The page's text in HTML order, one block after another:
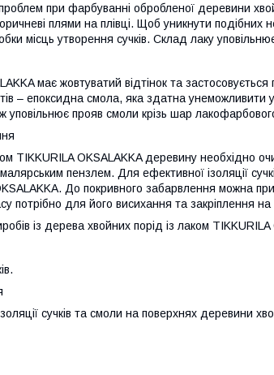
при фарбуванні обробленої деревини
плями на плівці. Щоб уникнути
місць утворення сучків. Склад лаку
має жовтуватий відтінок та
– епоксидна смола, яка здатна унеможливити
уповільнює прояв смоли крізь шар
TIKKURILA OKSALAKKA деревину необхідно
пензлем. Для ефективної ізоляції
До покривного забарвлення можна
потрібно для його висихання та закріплення на
із дерева хвойних порід із лаком TIKKURILA
сучків та смоли на поверхнях деревини